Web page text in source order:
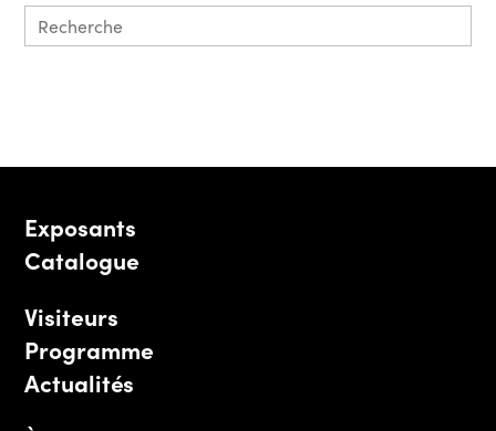
Exposants
Catalogue
Visiteurs
Programme
Actualités